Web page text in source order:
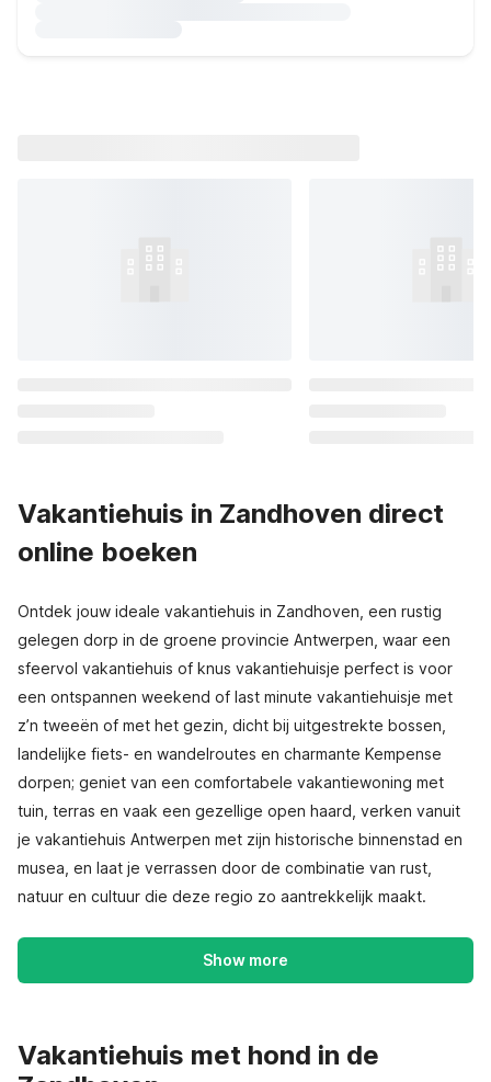
Vakantiehuis in Zandhoven direct
online boeken
Ontdek jouw ideale vakantiehuis in Zandhoven, een rustig
gelegen dorp in de groene provincie Antwerpen, waar een
sfeervol vakantiehuis of knus vakantiehuisje perfect is voor
een ontspannen weekend of last minute vakantiehuisje met
z’n tweeën of met het gezin, dicht bij uitgestrekte bossen,
landelijke fiets- en wandelroutes en charmante Kempense
dorpen; geniet van een comfortabele vakantiewoning met
tuin, terras en vaak een gezellige open haard, verken vanuit
je vakantiehuis Antwerpen met zijn historische binnenstad en
musea, en laat je verrassen door de combinatie van rust,
natuur en cultuur die deze regio zo aantrekkelijk maakt.
Show more
Vakantiehuis met hond in de